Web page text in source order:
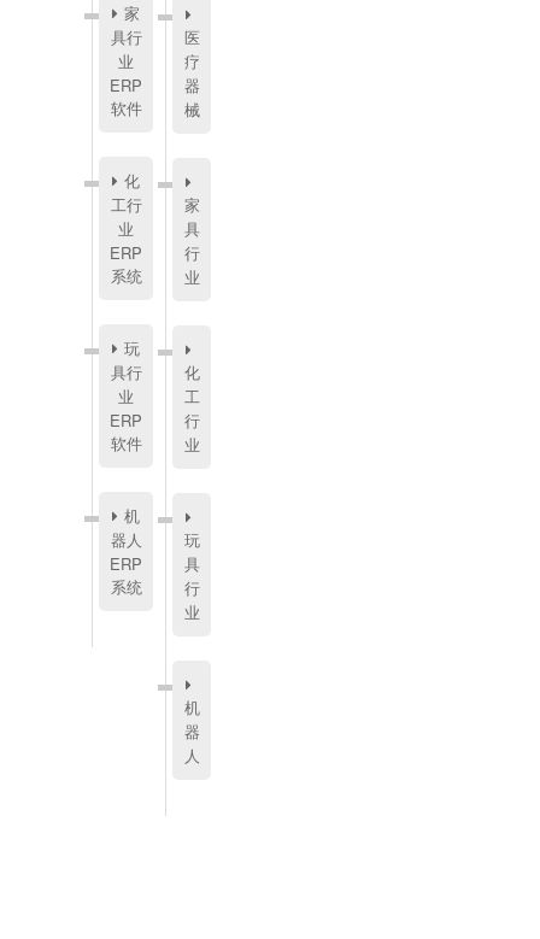
家
具行
业
ERP
软件
化
工行
业
ERP
系统
玩
具行
业
ERP
软件
机
器人
ERP
系统
医
疗
器
械
家
具
行
业
化
工
行
业
玩
具
行
业
机
器
人